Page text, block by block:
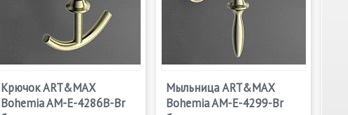
Крючок ART&MAX
Bohemia AM-E-4286B-Br
Мыльница ART&MAX
Bohemia AM-E-4299-Br